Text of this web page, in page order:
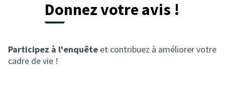
Donnez votre avis !
Participez à l'enquête et contribuez à améliorer votre
cadre de vie !